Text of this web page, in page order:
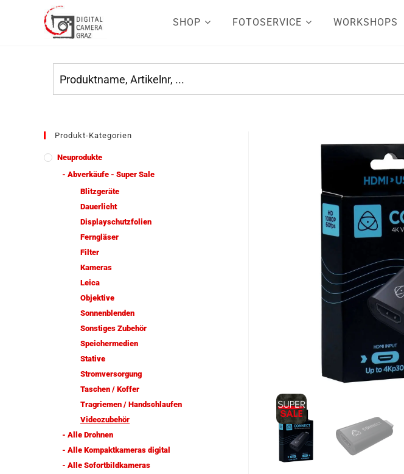
SHOP FOTOSERVICE WORKSHOPS
Produkt-Kategorien
Neuprodukte
- Abverkäufe - Super Sale
Blitzgeräte
Dauerlicht
Displayschutzfolien
Ferngläser
Filter
Kameras
Leica
Objektive
Sonnenblenden
Sonstiges Zubehör
Speichermedien
Stative
Stromversorgung
Taschen / Koffer
Tragriemen / Handschlaufen
Videozubehör
- Alle Drohnen
- Alle Kompaktkameras digital
- Alle Sofortbildkameras